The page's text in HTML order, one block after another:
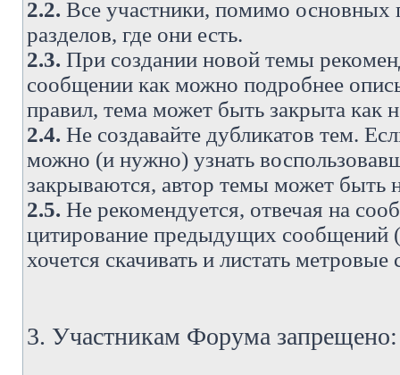
2.2. Все участники, помимо основных
разделов, где они есть.
2.3. При создании новой темы
сообщении как можно подробнее
правил, тема может быть закрыта как
2.4. Не создавайте дубликатов тем.
можно (и нужно) узнать
закрываются, автор темы может быть
2.5. Не рекомендуется, отвечая на
цитирование предыдущих сообщений
хочется скачивать и листать
3. Участникам Форума запрещено: